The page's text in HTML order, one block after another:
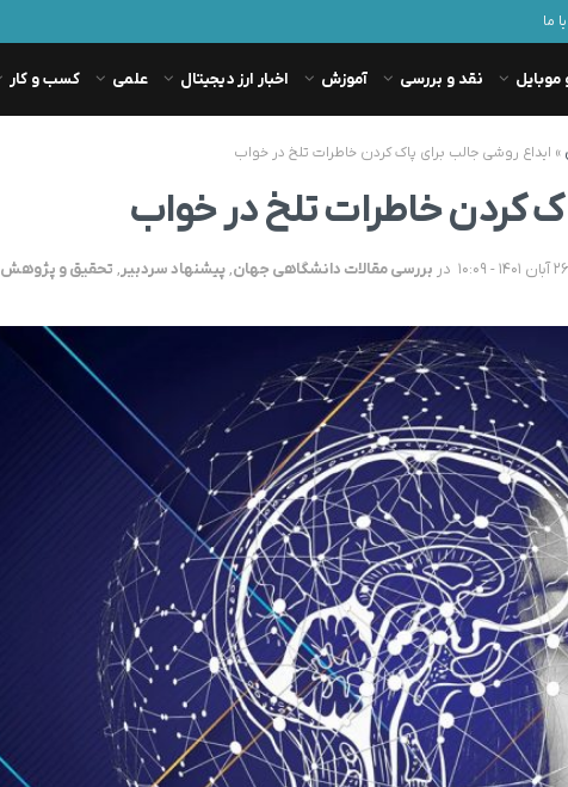
ما
موبایل نقد و بررسی آموزش اخبار ارز دیجیتال علمی کسب و کار
» ابداع روشی جالب برای پاک کردن خاطرات تلخ در خواب
کردن خاطرات تلخ در خواب
در بررسی مقالات دانشگاهی جهان,پیشنهاد سردبیر, تحقیق و پژوهش